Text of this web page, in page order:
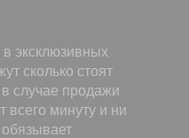
эксклюзивных
сколько стоят
случае продажи
всего минуту и ни